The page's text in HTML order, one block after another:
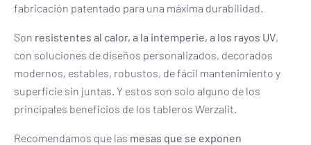
fabricación patentado para una máxima durabilidad.
Son resistentes al calor, a la intemperie, a los rayos UV,
con soluciones de diseños personalizados, decorados
modernos, estables, robustos, de fácil mantenimiento y
superficie sin juntas. Y estos son solo alguno de los
principales beneficios de los tableros Werzalit.
Recomendamos que las mesas que se exponen